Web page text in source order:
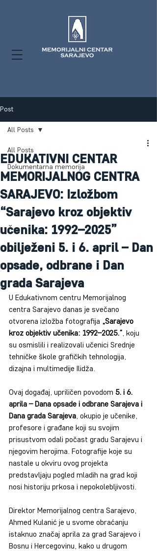
Post
All Posts
Dokumentarna memorija
All Posts
EDUKATIVNI CENTAR
MEMORIJALNOG CENTRA
SARAJEVO: Izložbom
“Sarajevo kroz objektiv
učenika: 1992–2025”
obilježeni 5. i 6. april – Dan
opsade, odbrane i Dan
grada Sarajeva
U Edukativnom centru Memorijalnog
centra Sarajevo danas je svečano
otvorena izložba fotografija „Sarajevo
kroz objektiv učenika: 1992–2025.“, koju
su osmislili i realizovali učenici Srednje
tehničke škole grafičkih tehnologija,
dizajna i multimedije Ilidža.
Ovaj događaj, upriličen povodom 5. i 6.
aprila – Dana opsade i odbrane Sarajeva i
Dana grada Sarajeva, okupio je učenike,
profesore i građane koji su svojim
prisustvom odali počast gradu Sarajevu i
njegovim herojima. Fotografije koje su
nastale u okviru ovog projekta
predstavljaju pogled mladih na grad koji
nosi historiju prkosa i nepokolebljivosti.
Direktor Memorijalnog centra Sarajevo,
Ahmed Kulanić je u svome obraćanju
istaknuo značaj aprila za grad Sarajevo i
Bosnu i Hercegovinu, kako u drugom